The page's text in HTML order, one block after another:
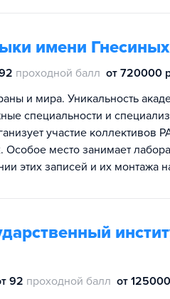
имени Гнесиных
проходной балл от 720000
и мира. Уникальность
специальности и
участие коллективов
место занимает
этих записей и их монтажа
92 проходной балл от